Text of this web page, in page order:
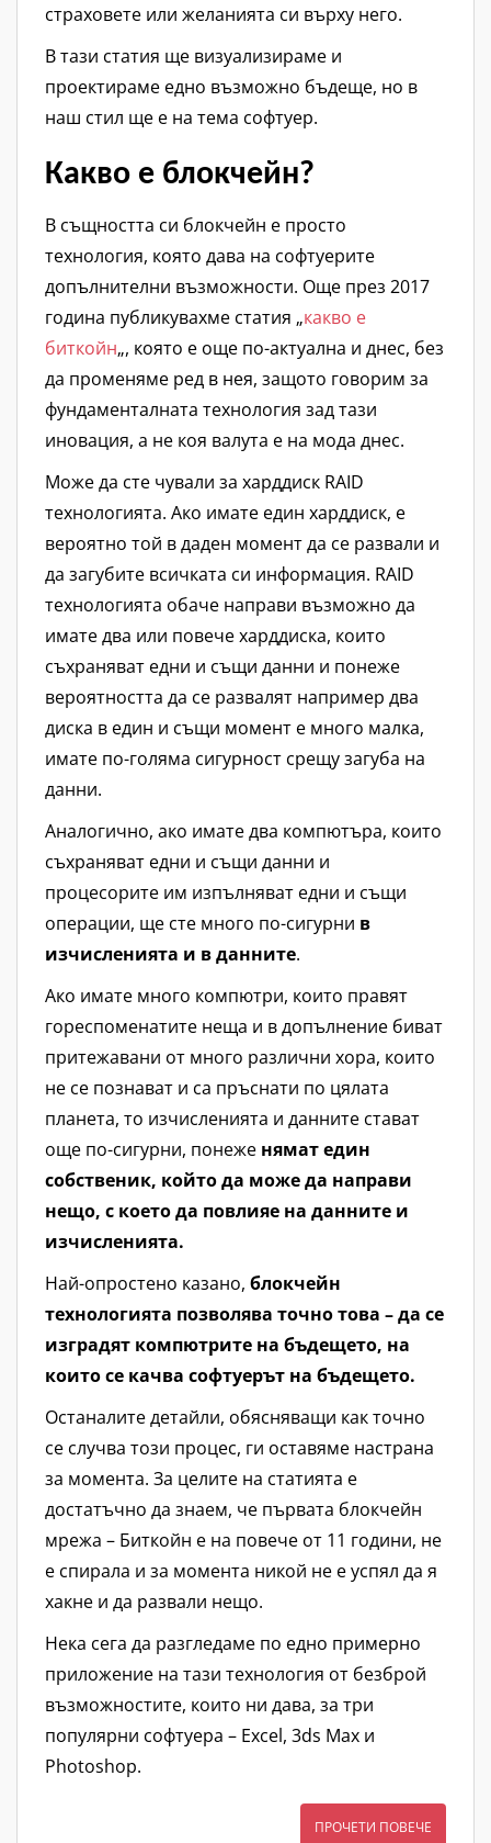
страховете или желанията си върху него.
В тази статия ще визуализираме и
проектираме едно възможно бъдеще, но в
наш стил ще е на тема софтуер.
Какво е блокчейн?
В същността си блокчейн е просто
технология, която дава на софтуерите
допълнителни възможности. Още през 2017
година публикувахме статия „какво е
биткойн„, която е още по-актуална и днес, без
да променяме ред в нея, защото говорим за
фундаменталната технология зад тази
иновация, а не коя валута е на мода днес.
Може да сте чували за харддиск RAID
технологията. Ако имате един харддиск, е
вероятно той в даден момент да се развали и
да загубите всичката си информация. RAID
технологията обаче направи възможно да
имате два или повече харддиска, които
съхраняват едни и същи данни и понеже
вероятността да се развалят например два
диска в един и същи момент е много малка,
имате по-голяма сигурност срещу загуба на
данни.
Аналогично, ако имате два компютъра, които
съхраняват едни и същи данни и
процесорите им изпълняват едни и същи
операции, ще сте много по-сигурни в
изчисленията и в данните.
Ако имате много компютри, които правят
гореспоменатите неща и в допълнение биват
притежавани от много различни хора, които
не се познават и са пръснати по цялата
планета, то изчисленията и данните стават
още по-сигурни, понеже нямат един
собственик, който да може да направи
нещо, с което да повлияе на данните и
изчисленията.
Най-опростено казано, блокчейн
технологията позволява точно това – да се
изградят компютрите на бъдещето, на
които се качва софтуерът на бъдещето.
Останалите детайли, обясняващи как точно
се случва този процес, ги оставяме настрана
за момента. За целите на статията е
достатъчно да знаем, че първата блокчейн
мрежа – Биткойн е на повече от 11 години, не
е спирала и за момента никой не е успял да я
хакне и да развали нещо.
Нека сега да разгледаме по едно примерно
приложение на тази технология от безброй
възможностите, които ни дава, за три
популярни софтуера – Excel, 3ds Max и
Photoshop.
ПРОЧЕТИ ПОВЕЧЕ